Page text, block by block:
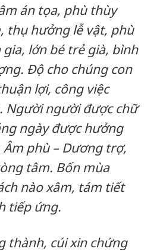
án tọa, phù thùy
thụ hưởng lễ vật, phù
lớn bé trẻ già, bình
Độ cho chúng con
lợi, công việc
Người người được chữ
ngày được hưởng
Âm phù – Dương trợ,
tâm. Bốn mùa
nào xâm, tám tiết
tiếp ứng.
thành, cúi xin chứng